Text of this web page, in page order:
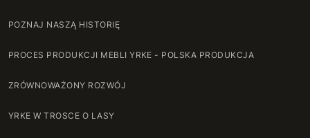
POZNAJ NASZĄ HISTORIĘ
PROCES PRODUKCJI MEBLI YRKE - POLSKA PRODUKCJA
ZRÓWNOWAŻONY ROZWÓJ
YRKE W TROSCE O LASY